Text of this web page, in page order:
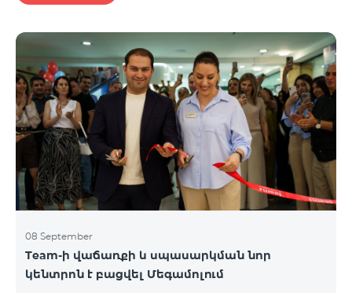
08 September
Team-ի վաճառքի և սպասարկման նոր
կենտրոն է բացվել Մեգամոլում